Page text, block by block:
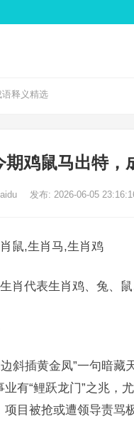
释义精选
期鸡鼠马出特，
发布: 2026-06-05
鼠,生肖马,生肖鸡
肖代表生肖鸡、兔、
斜插黄金凤”一句暗藏
有“鲤跃龙门”之兆，
项目被抢或遭领导责